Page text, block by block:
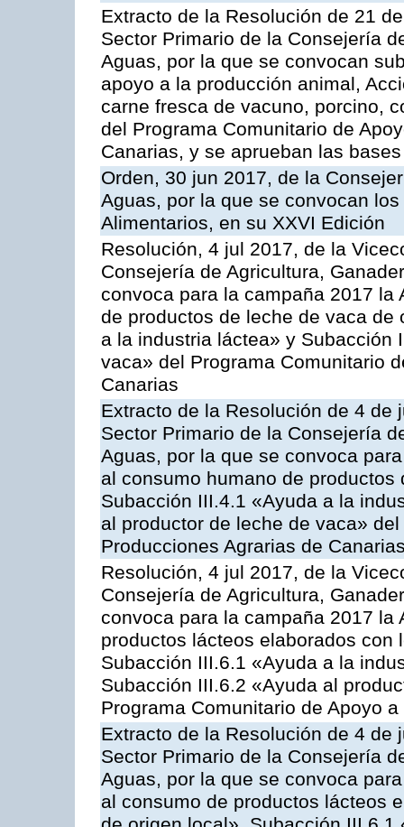
Extracto de la Resolución de 21
Sector Primario de la Consejería
Aguas, por la que se convocan
apoyo a la producción animal,
carne fresca de vacuno, porcino,
del Programa Comunitario de
Canarias, y se aprueban las
Orden, 30 jun 2017, de la
Aguas, por la que se convocan
Alimentarios, en su XXVI Edición
Resolución, 4 jul 2017, de la
Consejería de Agricultura,
convoca para la campaña 2017
de productos de leche de vaca
a la industria láctea» y Subacción
vaca» del Programa Comunitario
Canarias
Extracto de la Resolución de 4
Sector Primario de la Consejería
Aguas, por la que se convoca
al consumo humano de
Subacción III.4.1 «Ayuda a la
al productor de leche de vaca»
Producciones Agrarias de
Resolución, 4 jul 2017, de la
Consejería de Agricultura,
convoca para la campaña 2017
productos lácteos elaborados
Subacción III.6.1 «Ayuda a la
Subacción III.6.2 «Ayuda al
Programa Comunitario de Apoyo
Extracto de la Resolución de 4
Sector Primario de la Consejería
Aguas, por la que se convoca
al consumo de productos lácteos